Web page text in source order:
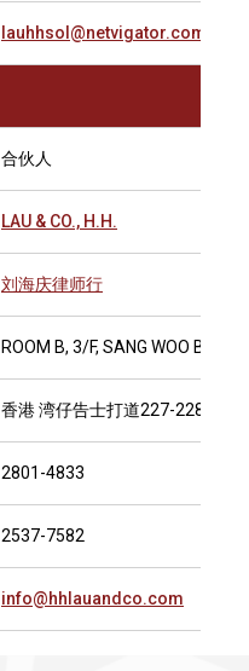
lauhhsol@netvigator.com
合伙人
LAU & CO., H.H.
刘海庆律师行
ROOM B, 3/F, SANG WOO
香港 湾仔告士打道227-228号 生
2801-4833
2537-7582
info@hhlauandco.com